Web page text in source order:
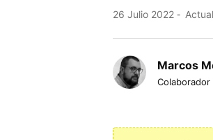
26 Julio 2022
Marcos
Colaborador